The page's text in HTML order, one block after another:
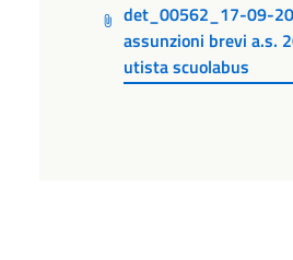
det_00562_17-09-
assunzioni brevi a.s.
utista scuolabus